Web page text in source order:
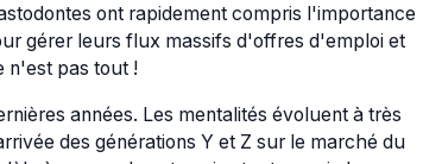
ont rapidement compris l'importance
gérer leurs flux massifs d'offres d'emploi et
n'est pas tout !
années. Les mentalités évoluent à très
des générations Y et Z sur le marché du